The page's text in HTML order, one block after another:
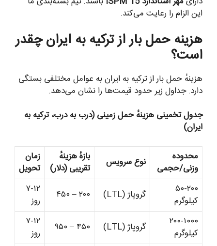
الزام را رعایت می‌کند.
حمل بار از ترکیه به ایران چقدر
حمل بار از ترکیه به ایران به عوامل مختلفی بستگی
جداول زیر حدود قیمت‌ها را نشان می‌دهد.
تخمینی هزینهٔ حمل زمینی (درب به درب، ترکیه به
محدوده
وزنی/حجمی
نوع سرویس
بازهٔ هزینهٔ
تقریبی (دلار)
تحویل
۵۰-۲۰۰
کیلوگرم
گروپاژ (LTL) ۲۰۰ – ۴۵۰
۲۰۰-۱۰۰۰
کیلوگرم
گروپاژ (LTL) ۴۵۰ – ۹۵۰
۷-۱۲